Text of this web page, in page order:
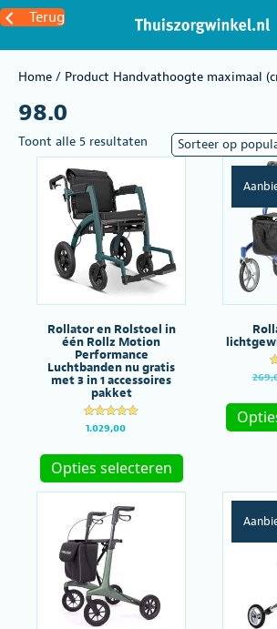
Terug
Home / Product Handvathoogte maximaal
98.0
Toont alle 5 resultaten Gesorteerd
op
Rollator en Rolstoel in
één Rollz Motion
Performance
Luchtbanden nu gratis
met 3 in 1 accessoires
pakket
Gewaardeer
d
uit 5
1.029,00
Opties selecteren
heeft
meerdere